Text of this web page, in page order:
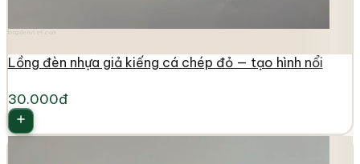
Lồng đèn nhựa giả kiếng cá chép đỏ — tạo hình nổi
30.000đ